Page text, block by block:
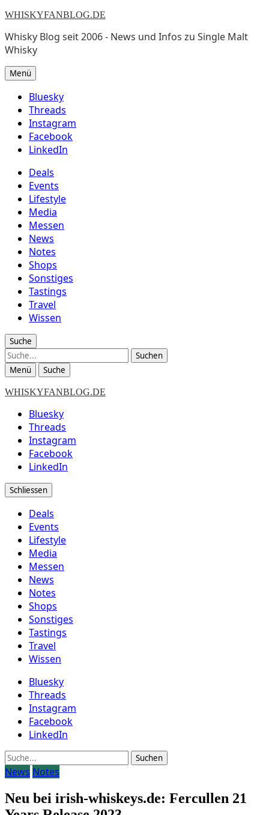
WHISKYFANBLOG.DE
Whisky Blog seit 2006 - News und Infos zu Single Malt
Whisky
Menü
Bluesky
Threads
Instagram
Facebook
LinkedIn
Deals
Events
Lifestyle
Media
Messen
News
Notes
Shops
Sonstiges
Tastings
Travel
Wissen
Suche
Suche
Menü Suche
WHISKYFANBLOG.DE
Bluesky
Threads
Instagram
Facebook
LinkedIn
Schliessen
Deals
Events
Lifestyle
Media
Messen
News
Notes
Shops
Sonstiges
Tastings
Travel
Wissen
Bluesky
Threads
Instagram
Facebook
LinkedIn
Suche
News Notes
Neu bei irish-whiskeys.de: Fercullen 21